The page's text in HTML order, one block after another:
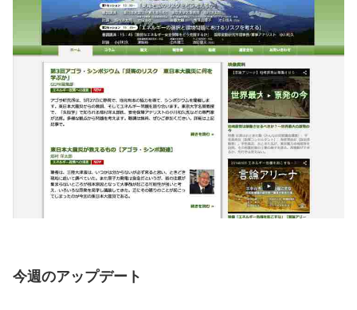
今週のアップデート